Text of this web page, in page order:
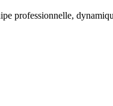
professionnelle,